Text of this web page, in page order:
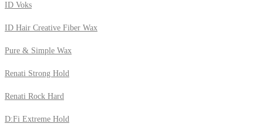
ID Voks
ID Hair Creative Fiber Wax
Pure & Simple Wax
Renati Strong Hold
Renati Rock Hard
D:Fi Extreme Hold